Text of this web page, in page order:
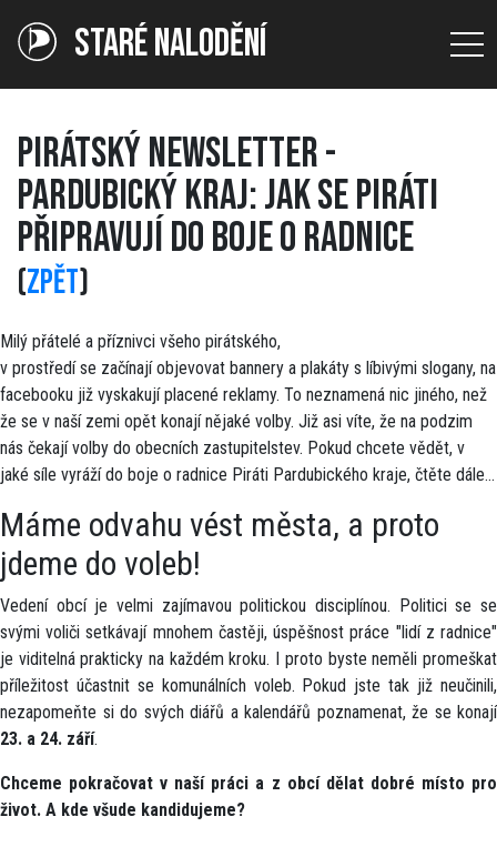
STARÉ NALODĚNÍ
PIRÁTSKÝ NEWSLETTER -
PARDUBICKÝ KRAJ: JAK SE PIRÁTI
PŘIPRAVUJÍ DO BOJE O RADNICE
(ZPĚT)
Milý přátelé a příznivci všeho pirátského,
v prostředí se začínají objevovat bannery a plakáty s líbivými slogany, na
facebooku již vyskakují placené reklamy. To neznamená nic jiného, než
že se v naší zemi opět konají nějaké volby. Již asi víte, že na podzim
nás čekají volby do obecních zastupitelstev. Pokud chcete vědět, v
jaké síle vyráží do boje o radnice Piráti Pardubického kraje, čtěte dále...
Máme odvahu vést města, a proto
jdeme do voleb!
Vedení obcí je velmi zajímavou politickou disciplínou. Politici se se
svými voliči setkávají mnohem častěji, úspěšnost práce "lidí z radnice"
je viditelná prakticky na každém kroku. I proto byste neměli promeškat
příležitost účastnit se komunálních voleb. Pokud jste tak již neučinili,
nezapomeňte si do svých diářů a kalendářů poznamenat, že se konají
23. a 24. září.
Chceme pokračovat v naší práci a z obcí dělat dobré místo pro
život. A kde všude kandidujeme?